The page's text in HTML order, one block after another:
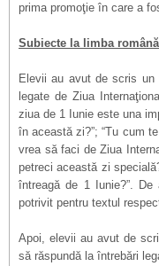
prima promoţie în care a
Subiecte la limba română
Elevii au avut de scris
legate de Ziua
ziua de 1 Iunie este una
în această zi?”; “Tu cum
vrea să faci de Ziua
petreci această zi
întreagă de 1 Iunie?”.
potrivit pentru textul
Apoi, elevii au avut de
să răspundă la întrebări